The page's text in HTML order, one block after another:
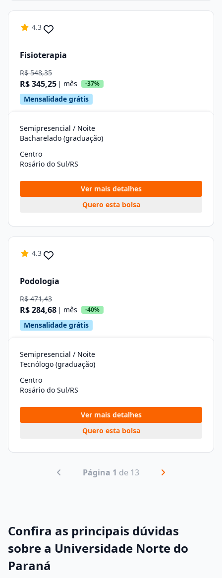
4.3
Fisioterapia
R$ 548,35
R$ 345,25 | mês -37%
Mensalidade grátis
Semipresencial / Noite
Bacharelado (graduação)
Centro
Rosário do Sul/RS
Ver mais detalhes
Quero esta bolsa
4.3
Podologia
R$ 471,43
R$ 284,68 | mês -40%
Mensalidade grátis
Semipresencial / Noite
Tecnólogo (graduação)
Centro
Rosário do Sul/RS
Ver mais detalhes
Quero esta bolsa
Página 1 de 13
Confira as principais dúvidas
sobre a Universidade Norte do
Paraná